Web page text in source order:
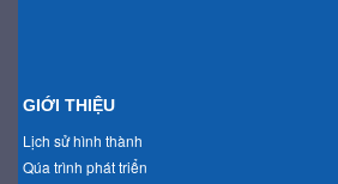
GIỚI THIỆU
Lịch sử hình thành
Qúa trình phát triển